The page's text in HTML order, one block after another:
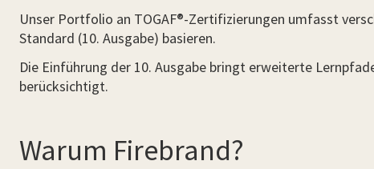
Unser Portfolio an TOGAF®-Zertifizierungen umfasst
Standard (10. Ausgabe) basieren.
Die Einführung der 10. Ausgabe bringt erweiterte
berücksichtigt.
Warum Firebrand?